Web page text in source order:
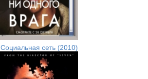
Социальная сеть (2010)